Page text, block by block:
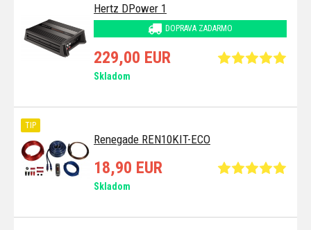
Hertz DPower 1
DOPRAVA ZADARMO
229,00 EUR
Skladom
Renegade REN10KIT-ECO
TIP
18,90 EUR
Skladom